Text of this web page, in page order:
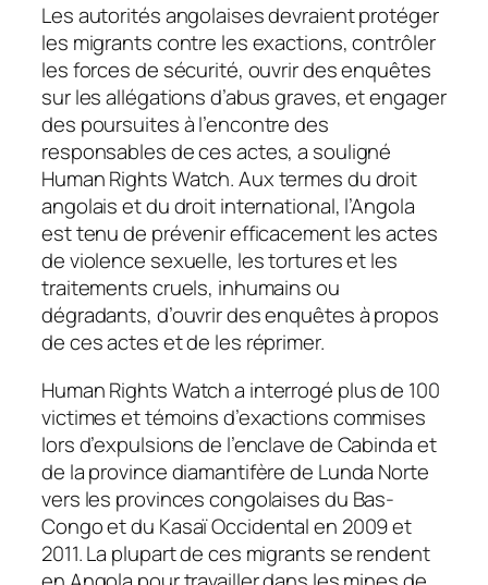
Les autorités angolaises devraient protéger
les migrants contre les exactions, contrôler
les forces de sécurité, ouvrir des enquêtes
sur les allégations d’abus graves, et engager
des poursuites à l’encontre des
responsables de ces actes, a souligné
Human Rights Watch. Aux termes du droit
angolais et du droit international, l’Angola
est tenu de prévenir efficacement les actes
de violence sexuelle, les tortures et les
traitements cruels, inhumains ou
dégradants, d’ouvrir des enquêtes à propos
de ces actes et de les réprimer.
Human Rights Watch a interrogé plus de 100
victimes et témoins d’exactions commises
lors d’expulsions de l’enclave de Cabinda et
de la province diamantifère de Lunda Norte
vers les provinces congolaises du Bas-
Congo et du Kasaï Occidental en 2009 et
2011. La plupart de ces migrants se rendent